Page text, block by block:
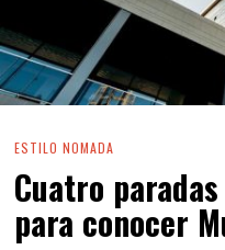
ESTILO NOMADA
Cuatro
para conocer